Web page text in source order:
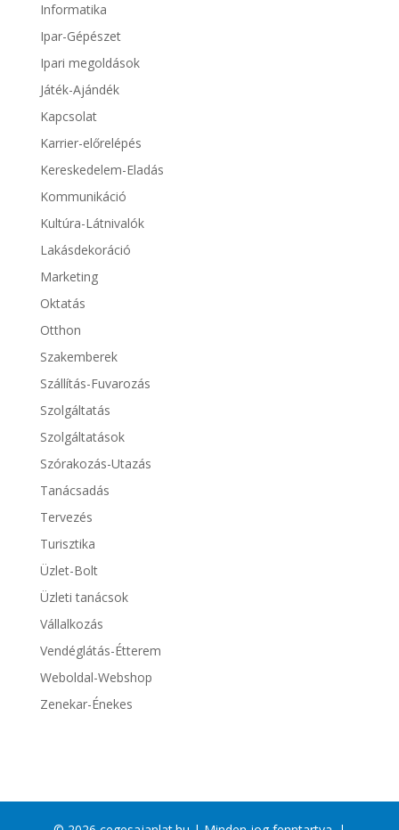
Informatika
Ipar-Gépészet
Ipari megoldások
Játék-Ajándék
Kapcsolat
Karrier-előrelépés
Kereskedelem-Eladás
Kommunikáció
Kultúra-Látnivalók
Lakásdekoráció
Marketing
Oktatás
Otthon
Szakemberek
Szállítás-Fuvarozás
Szolgáltatás
Szolgáltatások
Szórakozás-Utazás
Tanácsadás
Tervezés
Turisztika
Üzlet-Bolt
Üzleti tanácsok
Vállalkozás
Vendéglátás-Étterem
Weboldal-Webshop
Zenekar-Énekes